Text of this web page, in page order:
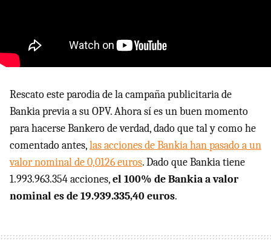
Rescato este parodia de la campaña publicitaria de
Bankia previa a su OPV. Ahora sí es un buen momento
para hacerse Bankero de verdad, dado que tal y como he
comentado antes,las acciones de Bankia han pasado a un
valor nominal de 0,0126 euros. Dado que Bankia tiene
1.993.963.354 acciones,el 100% de Bankia a valor
nominal es de 19.939.335,40 euros.